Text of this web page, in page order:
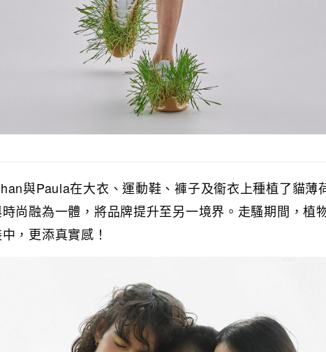
與Paula在大衣、運動鞋、褲子及衞衣上種植了貓薄
尚融為一體，將品牌提升至另一境界。走騷期間，植
，更添真實感！